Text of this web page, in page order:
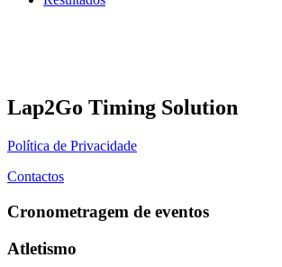
Lap2Go Timing Solution
Política de Privacidade
Contactos
Cronometragem de eventos
Atletismo